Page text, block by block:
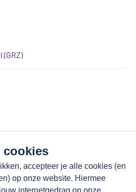
cookies
accepteer je alle cookies (en
op onze website. Hiermee
internetgedrag op onze